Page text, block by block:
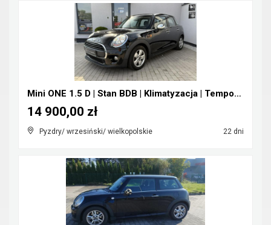
Mini ONE 1.5 D | Stan BDB | Klimatyzacja | Tempoma...
Pyzdry/ wrzesiński/ wielkopolskie 22 dni
14 900,00 zł